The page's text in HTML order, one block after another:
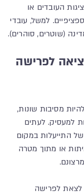
העובדים או
למשל, עובדי
(שוטרים, סוהרים).
לפרישה
מסיבות שונות,
למעסיק. לעתים
התייעלות במקום
או מתוך מטרה
לצאת לפרישה